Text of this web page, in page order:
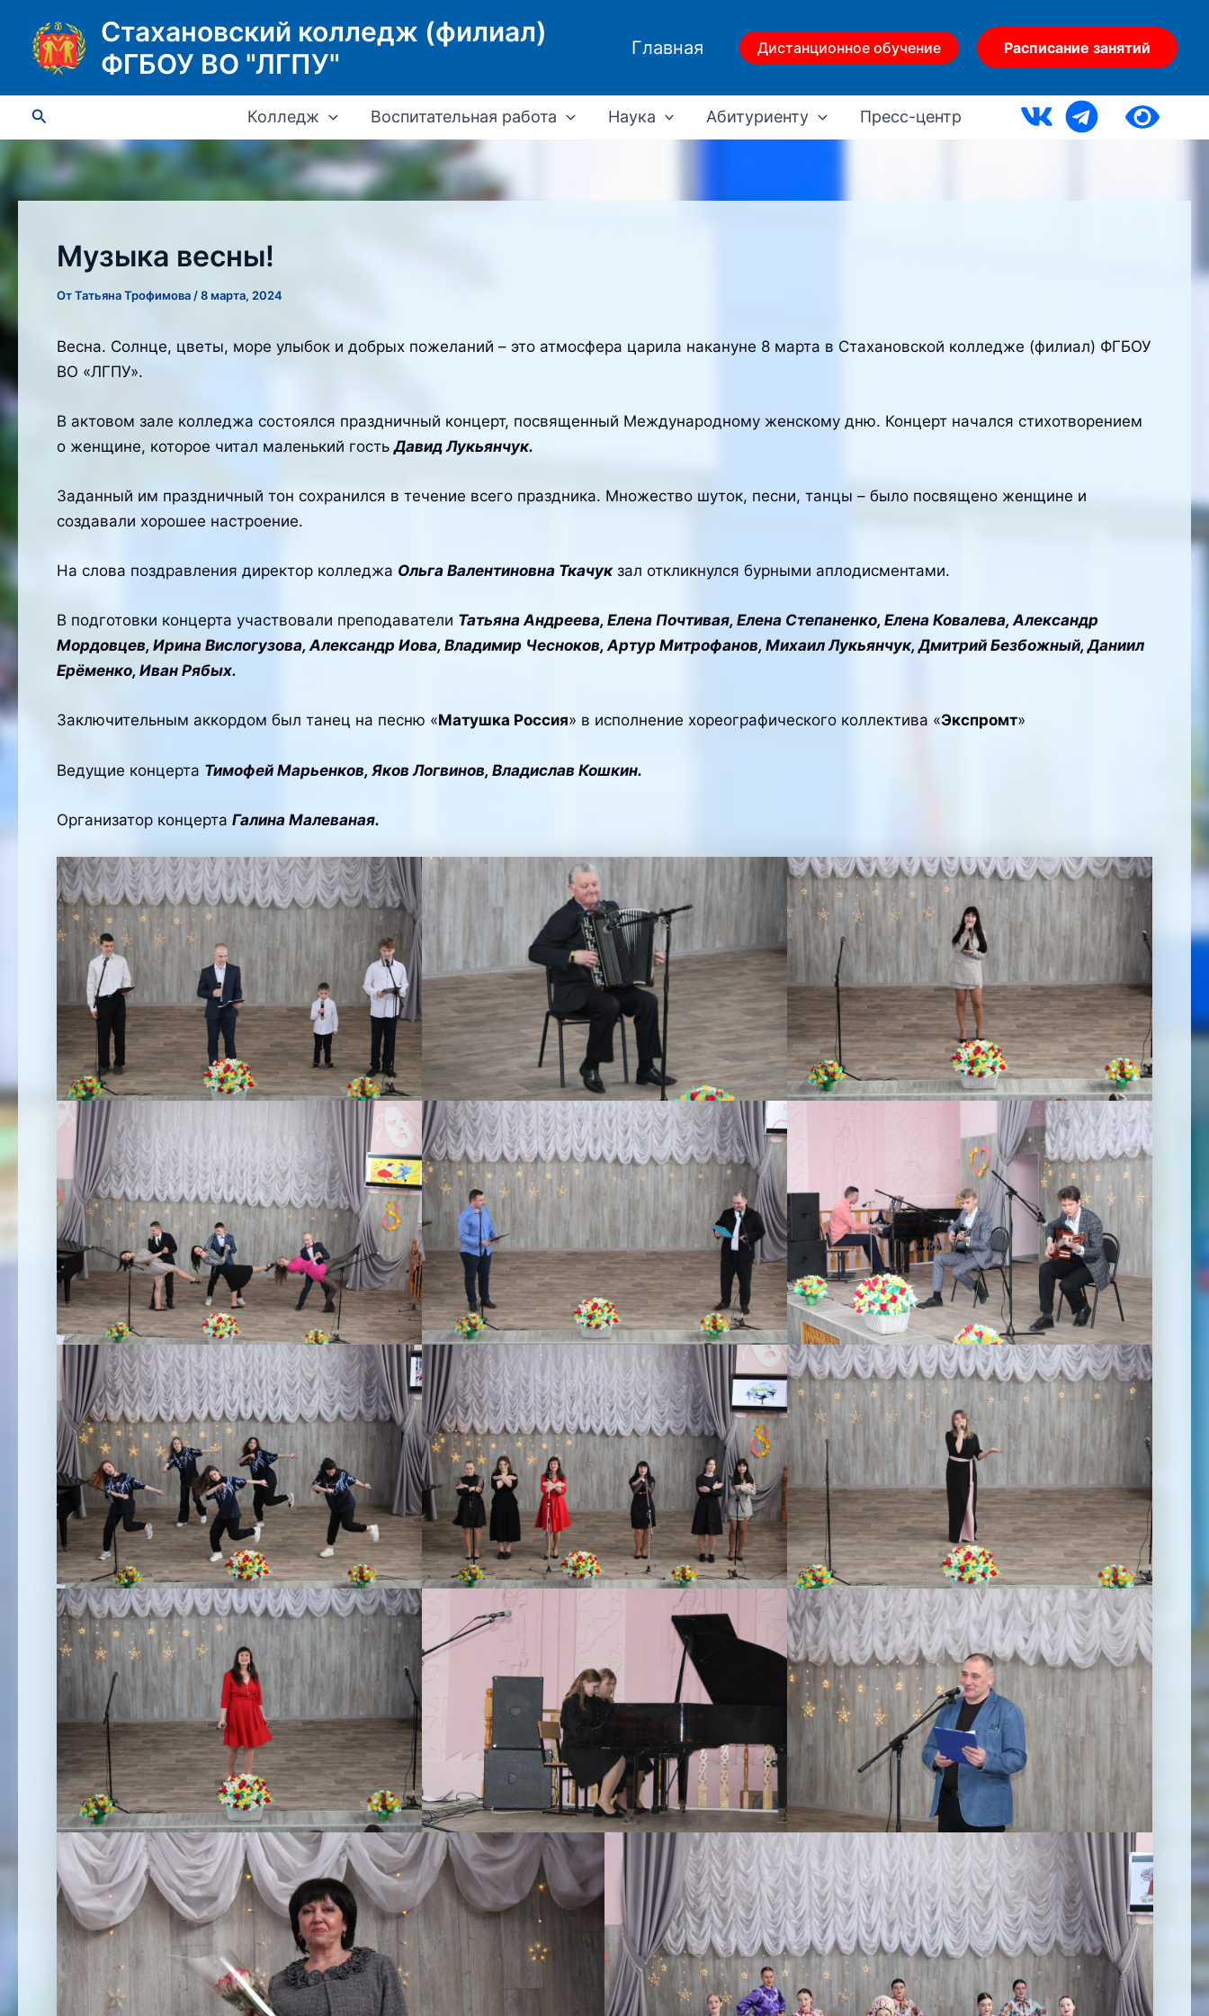
содержимому
Стахановский колледж (филиал)
ФГБОУ ВО "ЛГПУ"
Главная Дистанционное обучение Расписание занятий
Поиск Колледж Воспитательная работа Наука Абитуриенту Пресс-центр
Музыка весны!
ОтТатьяна Трофимова /8 марта, 2024
Весна. Солнце, цветы, море улыбок и добрых пожеланий – это атмосфера царила накануне 8 марта в Стахановской колледже (филиал) ФГБОУ
ВО «ЛГПУ».
В актовом зале колледжа состоялся праздничный концерт, посвященный Международному женскому дню. Концерт начался стихотворением
о женщине, которое читал маленький гостьДавид Лукьянчук.
Заданный им праздничный тон сохранился в течение всего праздника. Множество шуток, песни, танцы – было посвящено женщине и
создавали хорошее настроение.
На слова поздравления директор колледжа Ольга Валентиновна Ткачукзал откликнулся бурными аплодисментами.
В подготовки концерта участвовали преподаватели Татьяна Андреева, Елена Почтивая, Елена Степаненко, Елена Ковалева, Александр
Мордовцев, Ирина Вислогузова, Александр Иова, Владимир Чесноков, Артур Митрофанов, Михаил Лукьянчук, Дмитрий Безбожный, Даниил
Ерёменко, Иван Рябых.
Заключительным аккордом был танец на песню «Матушка Россия» в исполнение хореографического коллектива «Экспромт»
Ведущие концерта Тимофей Марьенков, Яков Логвинов, Владислав Кошкин.
Организатор концерта Галина Малеваная.